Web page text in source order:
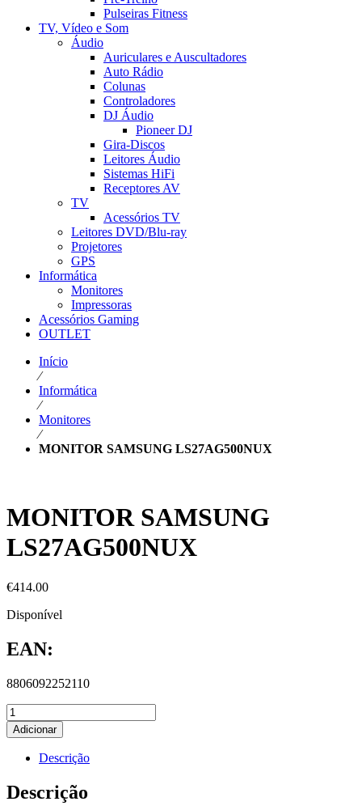
Pulseiras Fitness
TV, Vídeo e Som
Áudio
Auriculares e Auscultadores
Auto Rádio
Colunas
Controladores
DJ Áudio
Pioneer DJ
Gira-Discos
Leitores Áudio
Sistemas HiFi
Receptores AV
TV
Acessórios TV
Leitores DVD/Blu-ray
Projetores
GPS
Informática
Monitores
Impressoras
Acessórios Gaming
OUTLET
Início
⁄
Informática
⁄
Monitores
⁄
MONITOR SAMSUNG LS27AG500NUX
MONITOR SAMSUNG
LS27AG500NUX
€414.00
Disponível
EAN:
8806092252110
Adicionar
Descrição
Descrição